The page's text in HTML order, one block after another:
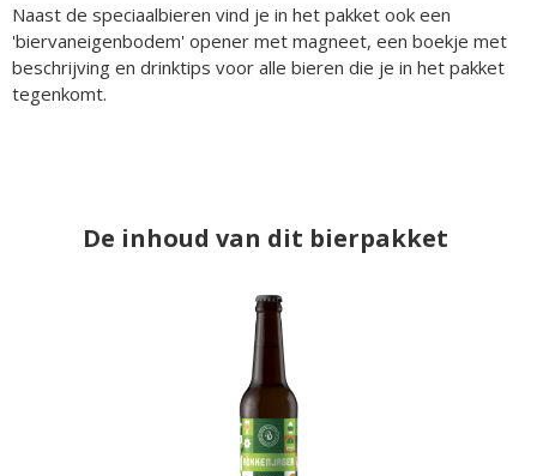
Naast de speciaalbieren vind je in het pakket ook een
'biervaneigenbodem' opener met magneet, een boekje met
beschrijving en drinktips voor alle bieren die je in het pakket
tegenkomt.
De inhoud van dit bierpakket